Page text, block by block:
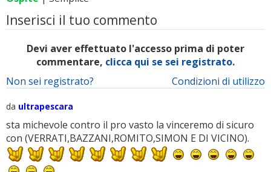
Inserisci il tuo commento
Devi aver effettuato l'accesso prima di poter
commentare, clicca qui se sei registrato.
Condizioni di utilizzo
Non sei registrato?
da ultrapescara
sta michevole contro il pro vasto la vinceremo di sicuro
con (VERRATI,BAZZANI,ROMITO,SIMON E DI VICINO).